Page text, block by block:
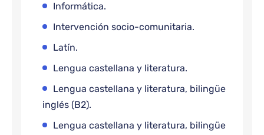
Informática.
Intervención socio-comunitaria.
Latín.
Lengua castellana y literatura.
Lengua castellana y literatura, bilingüe
inglés (B2).
Lengua castellana y literatura, bilingüe